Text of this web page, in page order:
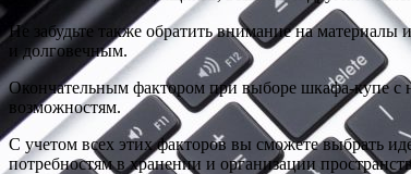
Не забудьте также обратить внимание на
и долговечным.
Окончательным фактором при выборе шкафа-купе с
возможностям.
С учетом всех этих факторов вы сможете выбрать
потребностям в хранении и организации